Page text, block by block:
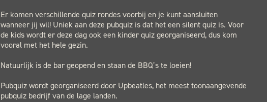
Er komen verschillende quiz rondes voorbij en je kunt aansluiten
wanneer jij wil! Uniek aan deze pubquiz is dat het een silent quiz is. Voor
de kids wordt er deze dag ook een kinder quiz georganiseerd, dus kom
vooral met het hele gezin.
Natuurlijk is de bar geopend en staan de BBQ’s te loeien!
Pubquiz wordt georganiseerd door Upbeatles, het meest toonaangevende
pubquiz bedrijf van de lage landen.